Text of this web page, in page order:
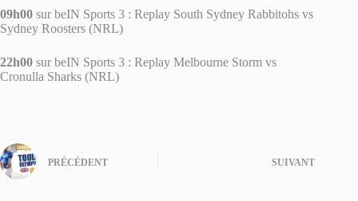
09h00 sur beIN Sports 3 : Replay South Sydney Rabbitohs vs
Sydney Roosters (NRL)
22h00 sur beIN Sports 3 : Replay Melbourne Storm vs
Cronulla Sharks (NRL)
PRÉCÉDENT SUIVANT